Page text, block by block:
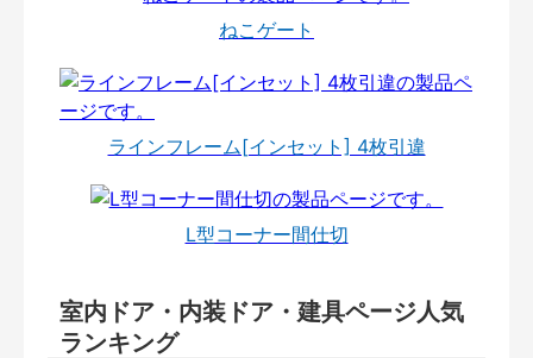
ねこゲート
ラインフレーム[インセット] 4枚引違
L型コーナー間仕切
室内ドア・内装ドア・建具ページ人気
ランキング